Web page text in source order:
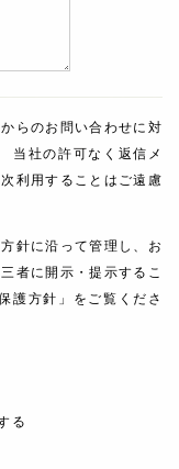
らのお問い合わせに対
当社の許可なく返信メ
利用することはご遠慮
針に沿って管理し、お
者に開示・提示するこ
護方針」をご覧くださ
る